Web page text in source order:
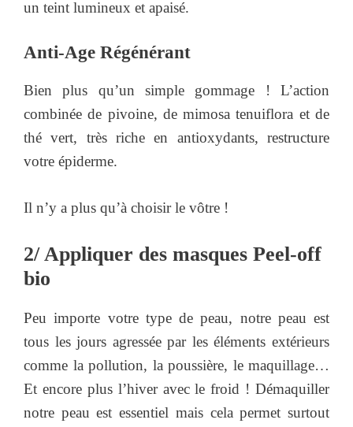
un teint lumineux et apaisé.
Anti-Age Régénérant
Bien plus qu’un simple gommage ! L’action
combinée de pivoine, de mimosa tenuiflora et de
thé vert, très riche en antioxydants, restructure
votre épiderme.
Il n’y a plus qu’à choisir le vôtre !
2/ Appliquer des masques Peel-off
bio
Peu importe votre type de peau, notre peau est
tous les jours agressée par les éléments extérieurs
comme la pollution, la poussière, le maquillage…
Et encore plus l’hiver avec le froid ! Démaquiller
notre peau est essentiel mais cela permet surtout